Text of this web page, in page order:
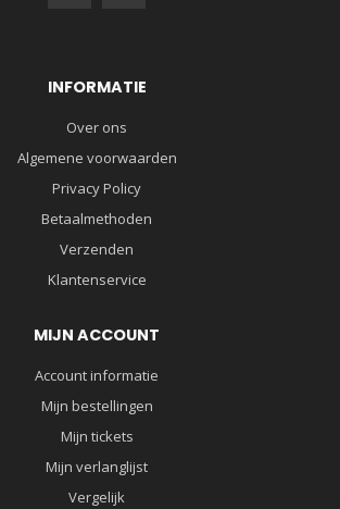
INFORMATIE
Over ons
Algemene voorwaarden
Privacy Policy
Betaalmethoden
Verzenden
Klantenservice
MIJN ACCOUNT
Account informatie
Mijn bestellingen
Mijn tickets
Mijn verlanglijst
Vergelijk